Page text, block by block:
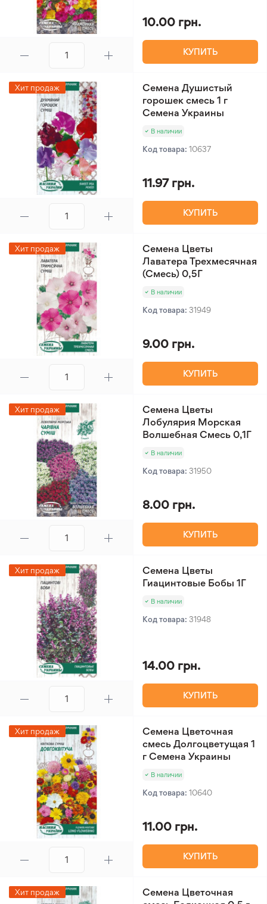
10.00 грн.
КУПИТЬ
Хит продаж
Семена Душистый
горошек смесь 1 г
Семена Украины
В наличии
Код товара: 10637
11.97 грн.
КУПИТЬ
Хит продаж
Семена Цветы
Лаватера Трехмесячная
(Смесь) 0,5Г
В наличии
Код товара: 31949
9.00 грн.
КУПИТЬ
Хит продаж
Семена Цветы
Лобулярия Морская
Волшебная Смесь 0,1Г
В наличии
Код товара: 31950
8.00 грн.
КУПИТЬ
Хит продаж
Семена Цветы
Гиацинтовые Бобы 1Г
В наличии
Код товара: 31948
14.00 грн.
КУПИТЬ
Хит продаж
Семена Цветочная
смесь Долгоцветущая 1
г Семена Украины
В наличии
Код товара: 10640
11.00 грн.
КУПИТЬ
Хит продаж
Семена Цветочная